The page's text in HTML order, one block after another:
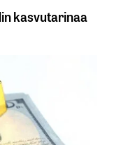
kasvutarinaa